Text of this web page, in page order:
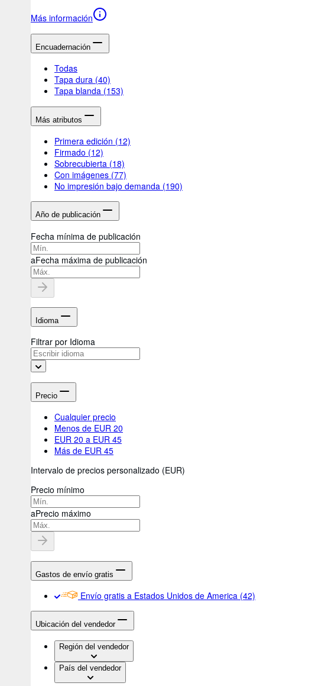
Más información
Encuadernación
Todas
Tapa dura (40)
Tapa blanda (153)
Más atributos
Primera edición (12)
Firmado (12)
Sobrecubierta (18)
Con imágenes (77)
No impresión bajo demanda (190)
Año de publicación
Fecha mínima de publicación
aFecha máxima de publicación
Idioma
Filtrar por Idioma
Precio
Cualquier precio
Menos de EUR 20
EUR 20 a EUR 45
Más de EUR 45
Intervalo de precios personalizado (EUR)
Precio mínimo
aPrecio máximo
Gastos de envío gratis
Envío gratis a Estados Unidos de America (42)
Ubicación del vendedor
Región del vendedor
País del vendedor